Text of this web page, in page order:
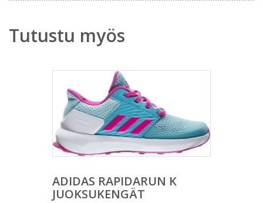
Tutustu myös
ADIDAS RAPIDARUN K
JUOKSUKENGÄT